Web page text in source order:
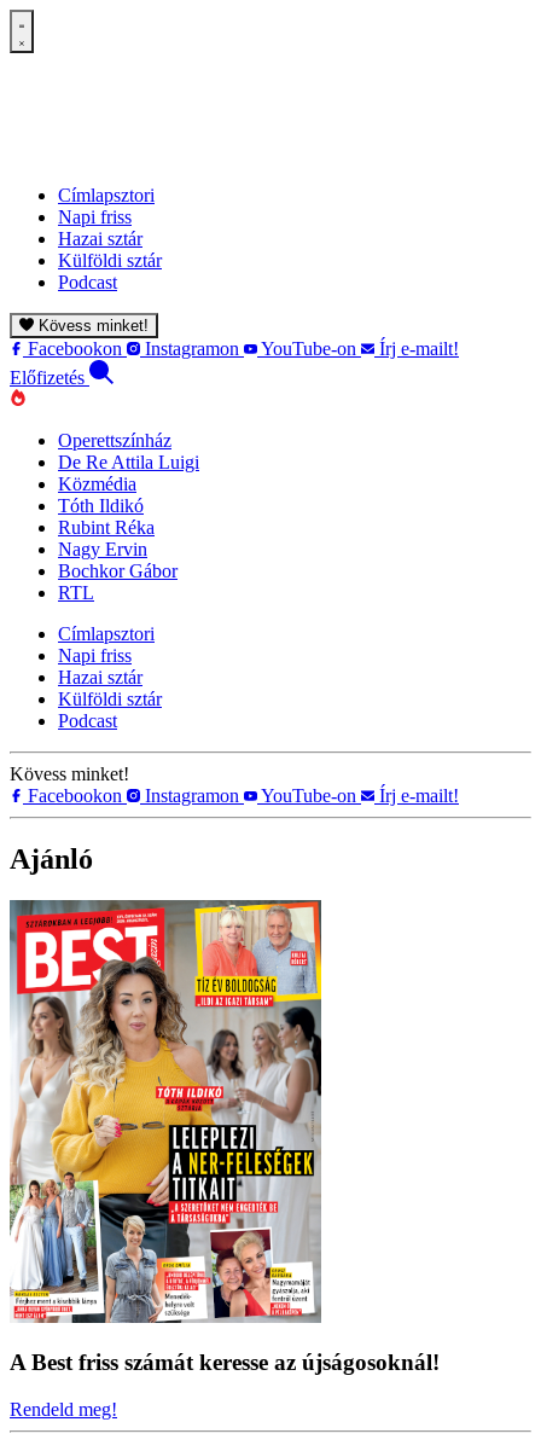
Címlapsztori
Napi friss
Hazai sztár
Külföldi sztár
Podcast
Kövess minket!
Facebookon Instagramon YouTube-on
Írj e-mailt!
Előfizetés
Operettszínház
De Re Attila Luigi
Közmédia
Tóth Ildikó
Rubint Réka
Nagy Ervin
Bochkor Gábor
RTL
Címlapsztori
Napi friss
Hazai sztár
Külföldi sztár
Podcast
Kövess minket!
Facebookon
Instagramon YouTube-on Írj e-mailt!
Ajánló
A Best friss számát keresse az újságosoknál!
Rendeld meg!